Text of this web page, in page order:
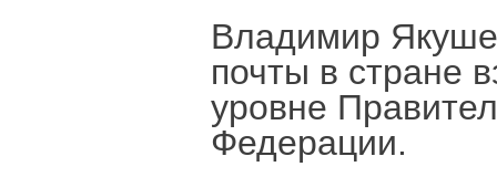
Владимир
почты в стране
уровне
Федерации.